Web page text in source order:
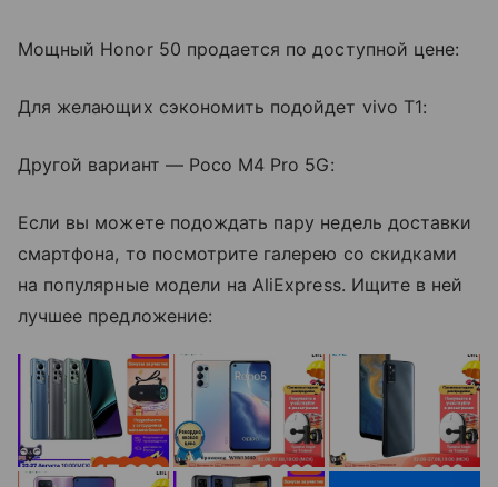
Мощный Honor 50 продается по доступной цене:
Для желающих сэкономить подойдет vivo T1:
Другой вариант — Poco M4 Pro 5G:
Если вы можете подождать пару недель доставки
смартфона, то посмотрите галерею со скидками
на популярные модели на AliExpress. Ищите в ней
лучшее предложение: